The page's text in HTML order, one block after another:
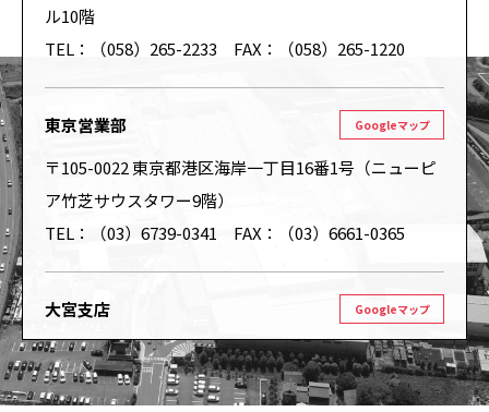
ル10階
TEL：（058）265-2233 FAX：（058）265-1220
東京営業部
〒105-0022 東京都港区海岸一丁目16番1号（ニューピ
ア竹芝サウスタワー9階）
TEL：（03）6739-0341 FAX：（03）6661-0365
Googleマップ
大宮支店
〒330-0801 埼玉県さいたま市大宮区土手町1丁目62-
1（ワコーレ大宮ビルⅡ2階）
Googleマップ